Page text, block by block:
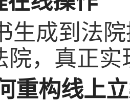
生成到法
院，真正
重构线上